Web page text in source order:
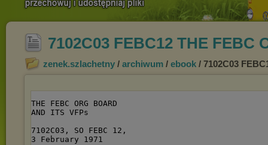
7102C03 FEBC12 THE FEBC
zenek.szlachetny / archiwum / ebook / 7102C03